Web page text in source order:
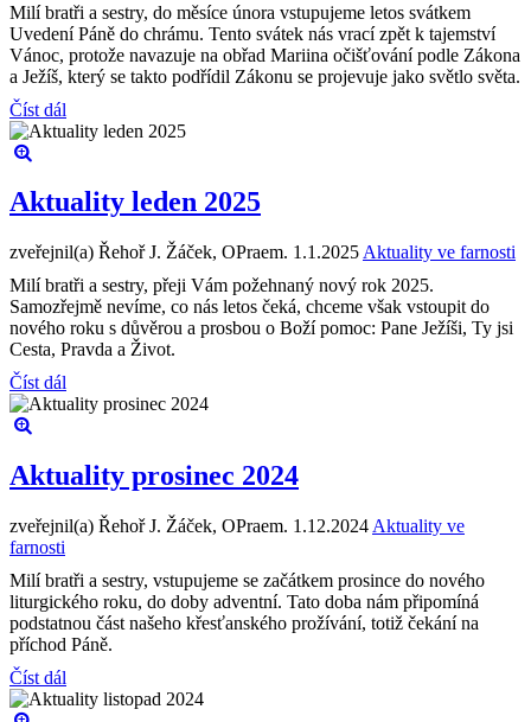
Milí bratři a sestry, do měsíce února vstupujeme letos svátkem
Uvedení Páně do chrámu. Tento svátek nás vrací zpět k tajemství
Vánoc, protože navazuje na obřad Mariina očišťování podle Zákona
a Ježíš, který se takto podřídil Zákonu se projevuje jako světlo světa.
Číst dál
Aktuality leden 2025
zveřejnil(a) Řehoř J. Žáček, OPraem. 1.1.2025 Aktuality ve farnosti
Milí bratři a sestry, přeji Vám požehnaný nový rok 2025.
Samozřejmě nevíme, co nás letos čeká, chceme však vstoupit do
nového roku s důvěrou a prosbou o Boží pomoc: Pane Ježíši, Ty jsi
Cesta, Pravda a Život.
Číst dál
Aktuality prosinec 2024
zveřejnil(a) Řehoř J. Žáček, OPraem. 1.12.2024 Aktuality ve
farnosti
Milí bratři a sestry, vstupujeme se začátkem prosince do nového
liturgického roku, do doby adventní. Tato doba nám připomíná
podstatnou část našeho křesťanského prožívání, totiž čekání na
příchod Páně.
Číst dál